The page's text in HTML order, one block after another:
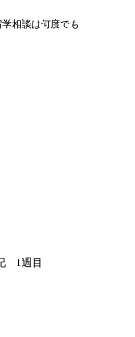
相談は何度でも
1週目